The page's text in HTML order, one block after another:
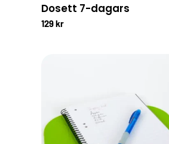
Dosett 7-dagars
129 kr